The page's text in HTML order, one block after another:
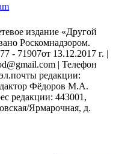
издание «Другой
Роскомнадзором.
71907от 13.12.2017 г. |
| Телефон
редакции:
Фёдоров М.А.
редакции: 443001,
Ярмарочная, д.